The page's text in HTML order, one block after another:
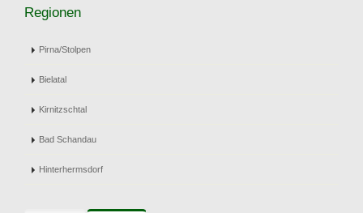
Regionen
Pirna/Stolpen
Bielatal
Kirnitzschtal
Bad Schandau
Hinterhermsdorf